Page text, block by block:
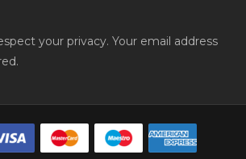
your privacy. Your email address